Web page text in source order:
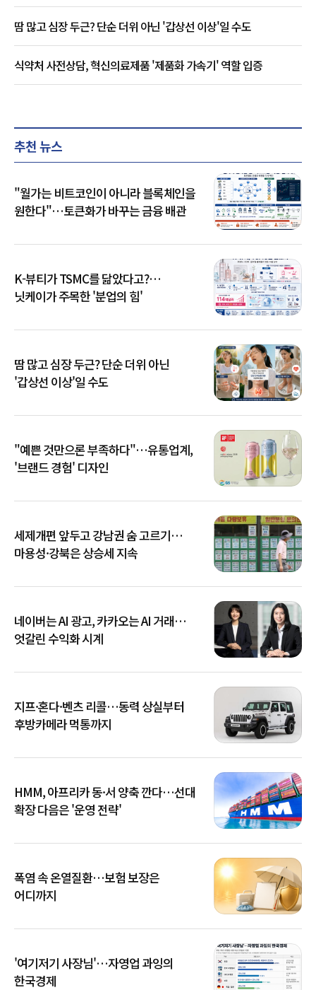
땀 많고 심장 두근? 단순 더위 아닌 '갑상선 이상'일 수도
식약처 사전상담, 혁신의료제품 '제품화 가속기' 역할 입증
추천 뉴스
"월가는 비트코인이 아니라 블록체인을
원한다"…토큰화가 바꾸는 금융 배관
K-뷰티가 TSMC를 닮았다고?…
닛케이가 주목한 '분업의 힘'
땀 많고 심장 두근? 단순 더위 아닌
'갑상선 이상'일 수도
"예쁜 것만으론 부족하다"…유통업계,
'브랜드 경험' 디자인
세제개편 앞두고 강남권 숨 고르기…
마용성·강북은 상승세 지속
네이버는 AI 광고, 카카오는 AI 거래…
엇갈린 수익화 시계
지프·혼다·벤츠 리콜…동력 상실부터
후방카메라 먹통까지
HMM, 아프리카 동·서 양축 깐다…선대
확장 다음은 '운영 전략'
폭염 속 온열질환…보험 보장은
어디까지
'여기저기 사장님'…자영업 과잉의
한국경제